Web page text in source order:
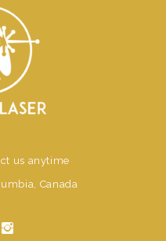
us anytime
Canada